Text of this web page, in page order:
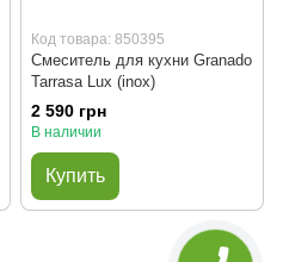
Код товара: 850395
Смеситель для кухни Granado
Tarrasa Lux (inox)
2 590 грн
В наличии
Купить